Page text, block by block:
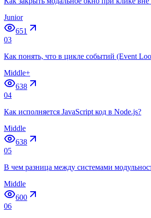
Junior
651
03
Как понять, что в цикле событий (Event
Middle+
638
04
Как исполняется JavaScript код в Node.js?
Middle
638
05
В чем разница между системами
Middle
600
06